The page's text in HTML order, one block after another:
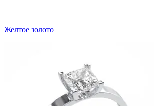
Желтое золото